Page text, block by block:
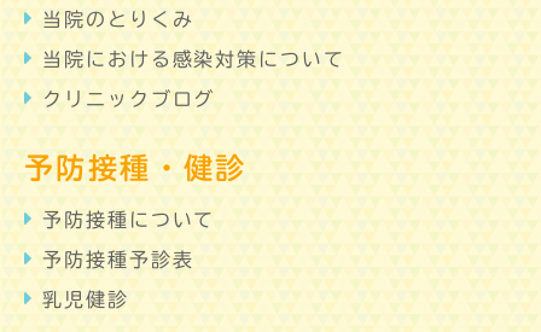
当院のとりくみ
当院における感染対策について
クリニックブログ
予防接種・健診
予防接種について
予防接種予診表
乳児健診